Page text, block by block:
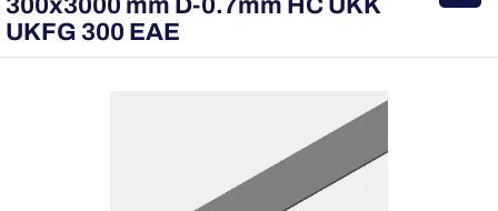
300x3000 mm D-0.7mm HC UKK
UKFG 300 EAE